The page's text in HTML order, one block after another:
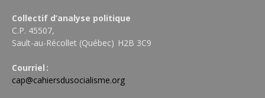
Collectif d’analyse politique
C.P. 45507,
Sault-au-Récollet (Québec) H2B 3C9
Courriel :
cap@cahiersdusocialisme.org